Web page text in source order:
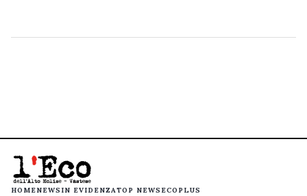
HOMENEWS IN EVIDENZATOP NEWS ECOPLUS